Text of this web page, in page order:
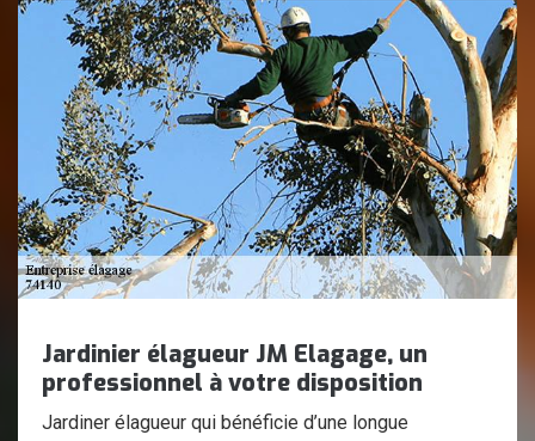
Jardinier élagueur JM Elagage, un
professionnel à votre disposition
Jardiner élagueur qui bénéficie d’une longue